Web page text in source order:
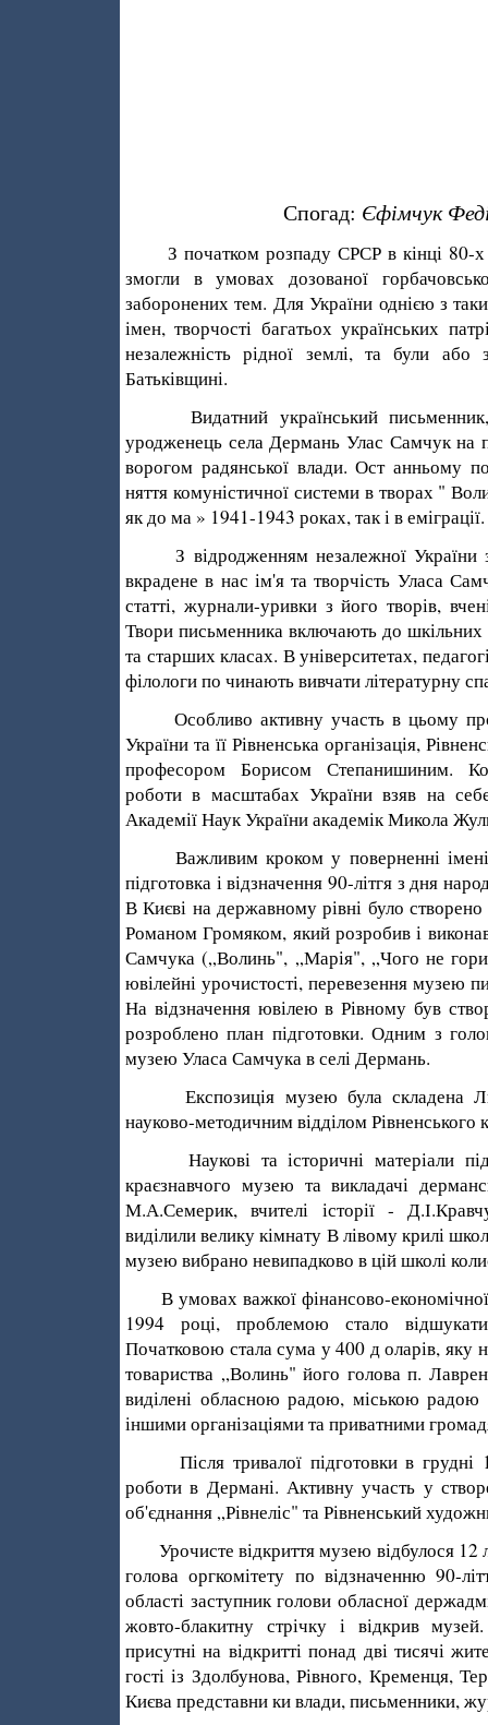
Спогад: Єфімчук
З початком розпаду СРСР в кінці 80-х
змогли в умовах дозованої
заборонених тем. Для України однією з
імен, творчості багатьох українських
незалежність рідної землі, та були або
Батьківщині.
Видатний український письменник,
уродженець села Дермань Улас Самчук на
ворогом радянської влади. Ост анньому
няття комуністичної системи в творах "
як до­ ма » 1941-1943 роках, так і в еміграції.
З відродженням незалежної України
вкрадене в нас ім'я та творчість Уласа
статті, журнали-уривки з його творів,
Твори письменника включають до
та старших класах. В університетах,
філологи по­ чинають вивчати літературну
Особливо активну участь в цьому
України та її Рівненська організація,
професором Борисом Степанишиним.
роботи в масштабах України взяв на
Академії Наук України академік Микола
Важливим кроком у поверненні імені
підготовка і відзначення 90-літгя з дня
В Києві на державному рівні було
Романом Громяком, який розробив і
Самчука („Волинь", „Марія", „Чого не
ювілейні урочистості, перевезення музею
На відзначення ювілею в Рівному був
розроблено план підготовки. Одним з
музею Уласа Самчука в селі Дермань.
Експозиція музею була складена
науково-методичним відділом Рівненського
Наукові та історичні матеріали
краєзнавчого музею та викладачі
М.А.Семерик, вчителі історії -
виділили велику кімнату В лівому крилі
музею вибрано невипадко­во в цій школі
В умовах важкої фінансово-
1994 році, проблемою стало
Початковою стала сума у 400 д оларів, яку
товариства „Волинь" його голова п.
виділені обласною радою, міською
іншими організаціями та приватними
Після тривалої підготовки в грудні
роботи в Дермані. Активну участь у
об'єднання „Рівнеліс" та Рівненський
Урочисте відкриття музею відбулося 12
голова оргкомітету по відзначенню 90-
області заступник голови обласної
жовто-блакитну стрічку і відкрив
присутні на відкритті понад дві тисячі
гості із Здолбунова, Рівного, Кременця,
Києва представни ки влади, письменники,